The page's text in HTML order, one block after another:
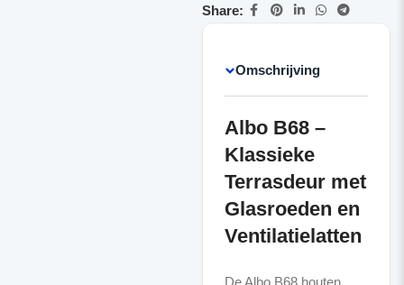
Share:
Omschrijving
Albo B68 –
Klassieke
Terrasdeur met
Glasroeden en
Ventilatielatten
De Albo B68 houten